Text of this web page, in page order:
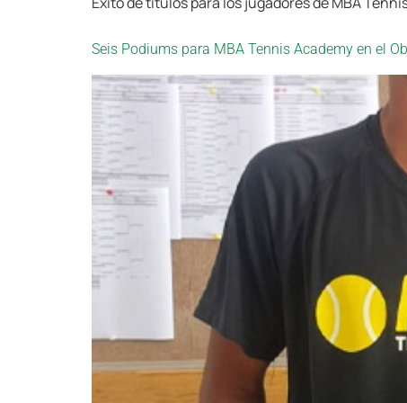
Seis Podiums para MBA Tennis Academy en el